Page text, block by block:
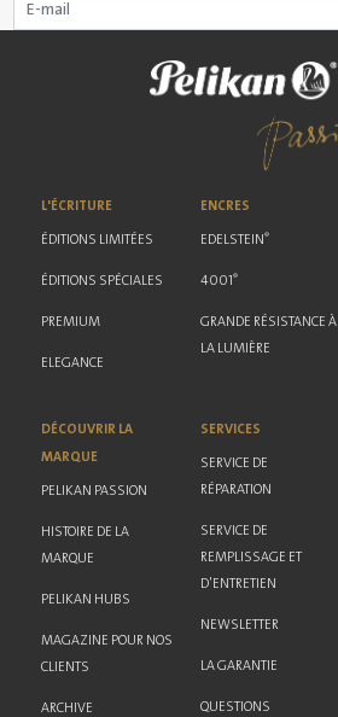
L'ÉCRITURE
ÉDITIONS LIMITÉES
ÉDITIONS SPÉCIALES
PREMIUM
ELEGANCE
ENCRES
EDELSTEIN®
4001®
GRANDE RÉSISTANCE À
LA LUMIÈRE
DÉCOUVRIR LA
MARQUE
PELIKAN PASSION
HISTOIRE DE LA
MARQUE
PELIKAN HUBS
MAGAZINE POUR NOS
CLIENTS
ARCHIVE
SERVICES
SERVICE DE
RÉPARATION
SERVICE DE
REMPLISSAGE ET
D'ENTRETIEN
NEWSLETTER
LA GARANTIE
QUESTIONS